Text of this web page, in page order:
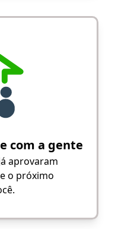
com a gente
aprovaram
o próximo